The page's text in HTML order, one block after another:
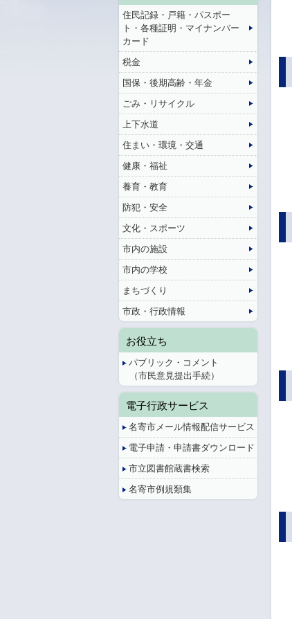
住民記録・戸籍・パスポー
ト・各種証明・マイナンバー
カード
税金
国保・後期高齢・年金
ごみ・リサイクル
上下水道
住まい・環境・交通
健康・福祉
養育・教育
防犯・安全
文化・スポーツ
市内の施設
市内の学校
まちづくり
市政・行政情報
お役立ち
パブリック・コメント
（市民意見提出手続）
電子行政サービス
名寄市メール情報配信サービス
電子申請・申請書ダウンロード
市立図書館蔵書検索
名寄市例規類集